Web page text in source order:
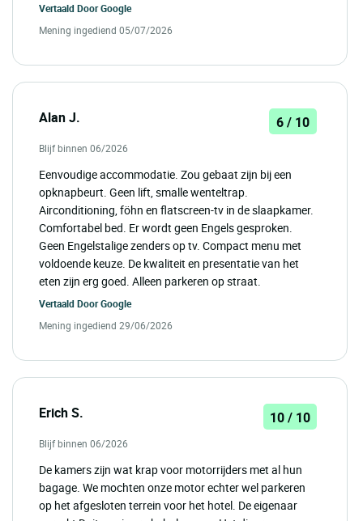
Vertaald DoorGoogle
Mening ingediend 05/07/2026
Alan J. 6 / 10
Blijf binnen 06/2026
Eenvoudige accommodatie. Zou gebaat zijn bij een
opknapbeurt. Geen lift, smalle wenteltrap.
Airconditioning, föhn en flatscreen-tv in de slaapkamer.
Comfortabel bed. Er wordt geen Engels gesproken.
Geen Engelstalige zenders op tv. Compact menu met
voldoende keuze. De kwaliteit en presentatie van het
eten zijn erg goed. Alleen parkeren op straat.
Vertaald DoorGoogle
Mening ingediend 29/06/2026
Erich S. 10 / 10
Blijf binnen 06/2026
De kamers zijn wat krap voor motorrijders met al hun
bagage. We mochten onze motor echter wel parkeren
op het afgesloten terrein voor het hotel. De eigenaar